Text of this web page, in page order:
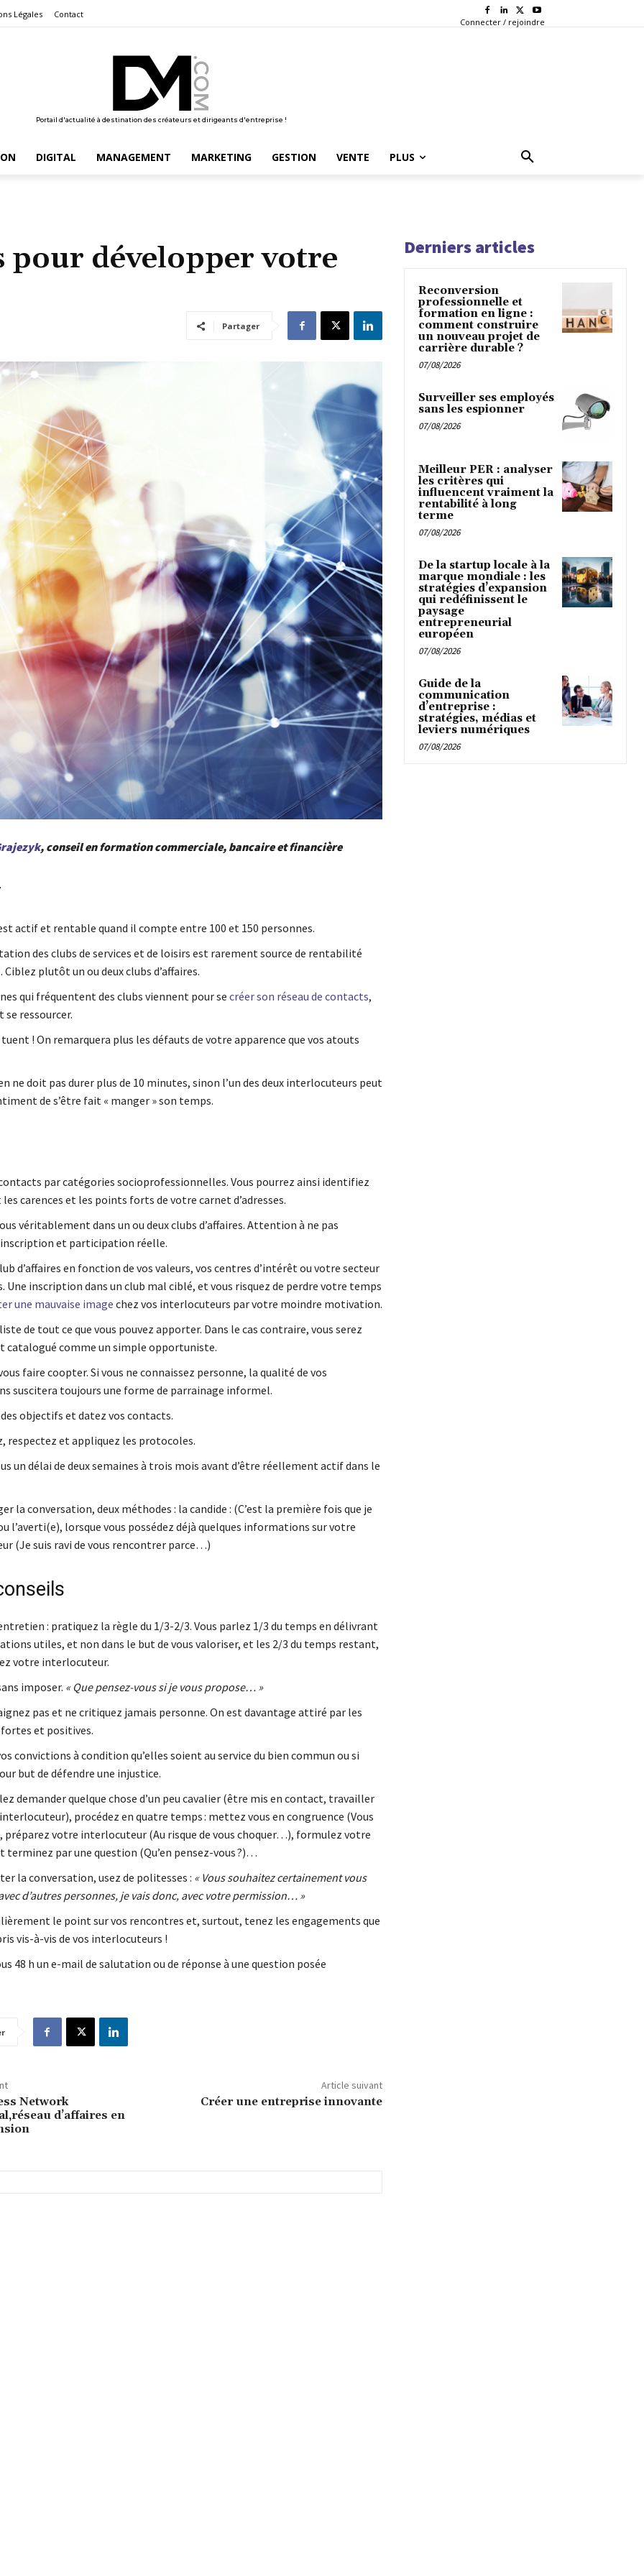
Légales Contact
Connecter / rejoindre
Portail d'actualité à destination des créateurs et dirigeants d'entreprise !
DIGITAL MANAGEMENT MARKETING GESTION VENTE PLUS
pour développer votre
Partager
, conseil en formation commerciale, bancaire et financière
actif et rentable quand il compte entre 100 et 150 personnes.
des clubs de services et de loisirs est rarement source de rentabilité
plutôt un ou deux clubs d’affaires.
qui fréquentent des clubs viennent pour se créer son réseau de contacts,
se ressourcer.
! On remarquera plus les défauts de votre apparence que vos atouts
ne doit pas durer plus de 10 minutes, sinon l’un des deux interlocuteurs peut
de s’être fait « manger » son temps.
par catégories socioprofessionnelles. Vous pourrez ainsi identifiez
carences et les points forts de votre carnet d’adresses.
véritablement dans un ou deux clubs d’affaires. Attention à ne pas
et participation réelle.
d’affaires en fonction de vos valeurs, vos centres d’intérêt ou votre secteur
Une inscription dans un club mal ciblé, et vous risquez de perdre votre temps
une mauvaise image chez vos interlocuteurs par votre moindre motivation.
de tout ce que vous pouvez apporter. Dans le cas contraire, vous serez
catalogué comme un simple opportuniste.
faire coopter. Si vous ne connaissez personne, la qualité de vos
suscitera toujours une forme de parrainage informel.
objectifs et datez vos contacts.
respectez et appliquez les protocoles.
un délai de deux semaines à trois mois avant d’être réellement actif dans le
la conversation, deux méthodes : la candide : (C’est la première fois que je
l’averti(e), lorsque vous possédez déjà quelques informations sur votre
(Je suis ravi de vous rencontrer parce…)
: pratiquez la règle du 1/3-2/3. Vous parlez 1/3 du temps en délivrant
utiles, et non dans le but de vous valoriser, et les 2/3 du temps restant,
votre interlocuteur.
imposer. « Que pensez-vous si je vous propose… »
pas et ne critiquez jamais personne. On est davantage attiré par les
et positives.
convictions à condition qu’elles soient au service du bien commun ou si
but de défendre une injustice.
demander quelque chose d’un peu cavalier (être mis en contact, travailler
procédez en quatre temps : mettez vous en congruence (Vous
votre interlocuteur (Au risque de vous choquer…), formulez votre
terminez par une question (Qu’en pensez-vous ?)…
la conversation, usez de politesses : « Vous souhaitez certainement vous
d’autres personnes, je vais donc, avec votre permission… »
le point sur vos rencontres et, surtout, tenez les engagements que
vis-à-vis de vos interlocuteurs !
48 h un e-mail de salutation ou de réponse à une question posée
Network
d’affaires en
Article suivant
Créer une entreprise innovante
Derniers articles
Reconversion
professionnelle et
formation en ligne :
comment construire
un nouveau projet de
carrière durable ?
07/08/2026
Surveiller ses employés
sans les espionner
07/08/2026
Meilleur PER : analyser
les critères qui
influencent vraiment la
rentabilité à long
terme
07/08/2026
De la startup locale à la
marque mondiale : les
stratégies d’expansion
qui redéfinissent le
paysage
entrepreneurial
européen
07/08/2026
Guide de la
communication
d’entreprise :
stratégies, médias et
leviers numériques
07/08/2026